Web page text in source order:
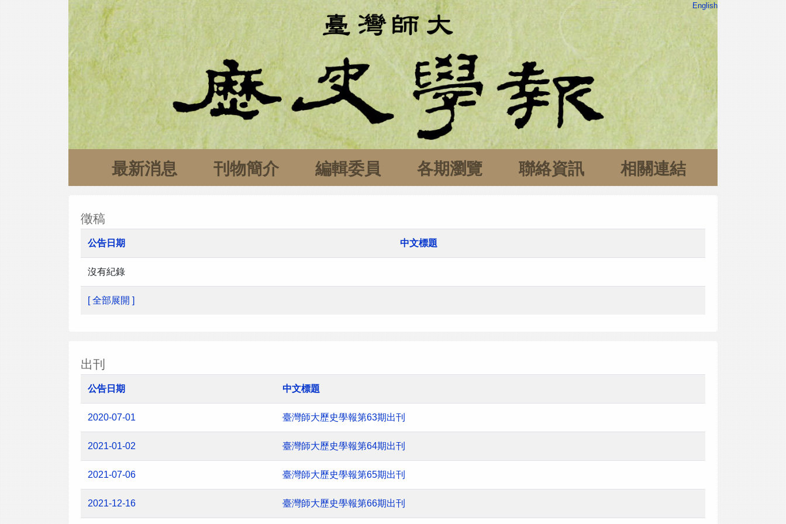
English
最新消息 刊物簡介 編輯委員 各期瀏覽 聯絡資訊 相關連結
徵稿
公告日期 中文標題
沒有紀錄
[ 全部展開 ]
出刊
公告日期 中文標題
2020-07-01 臺灣師大歷史學報第63期出刊
2021-01-02 臺灣師大歷史學報第64期出刊
2021-07-06 臺灣師大歷史學報第65期出刊
2021-12-16 臺灣師大歷史學報第66期出刊